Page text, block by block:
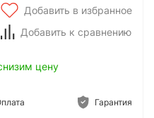
Добавить в избранное
Добавить к сравнению
цену
Гарантия